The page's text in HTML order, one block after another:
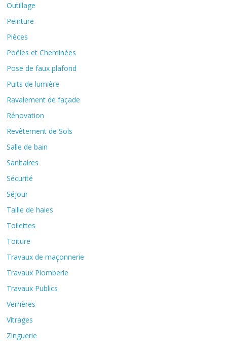
Outillage
Peinture
Pièces
Poêles et Cheminées
Pose de faux plafond
Puits de lumière
Ravalement de façade
Rénovation
Revêtement de Sols
Salle de bain
Sanitaires
Sécurité
Séjour
Taille de haies
Toilettes
Toiture
Travaux de maçonnerie
Travaux Plomberie
Travaux Publics
Verrières
Vitrages
Zinguerie